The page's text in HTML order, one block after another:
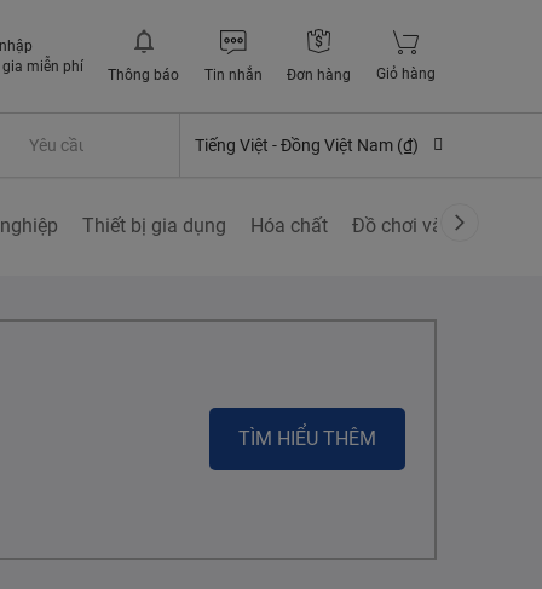
miễn phí
Thông báo Tin nhắn Đơn hàng Giỏ hàng
Yêu cầu quyền lợi bảo hiểmTiếng Việt -Đồng Việt Nam (₫)
Thiết bị gia dụng Hóa chất Đồ chơi và các sở
TÌM HIỂU THÊM